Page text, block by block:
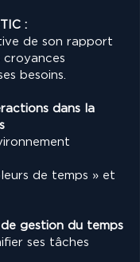
:
de son rapport
croyances
besoins.
dans la
de temps » et
gestion du temps
ses tâches